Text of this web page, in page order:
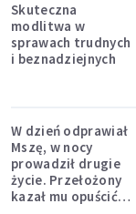
Skuteczna
modlitwa w
sprawach trudnych
i beznadziejnych
W dzień odprawiał
Mszę, w nocy
prowadził drugie
życie. Przełożony
kazał mu opuścić